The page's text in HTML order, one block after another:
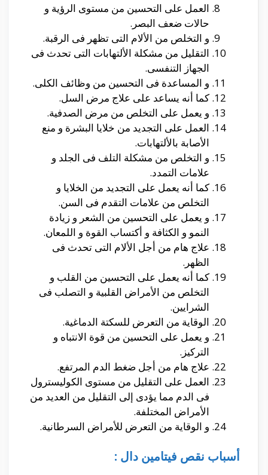
العمل على التحسين من مستوى الرؤية و
حالات ضعف البصر.
و التخلص من الألام التى تظهر فى الرقبة.
التقليل من مشكلة الألتهابات التى تحدث فى
الجهاز التنفسى.
و المساعدة فى التحسين من وظائف الكلى.
كما أنه يساعد على علاج مرض السل.
و يعمل على التخلص من مرض الصدفية.
العمل على التجديد من خلايا البشرة و منع
الأصابة بالألتهابات.
و التخلص من مشكلة التلف فى الجلد و
علامات التمدد.
كما أنه يعمل على التجديد من الخلايا و
التخلص من علامات التقدم فى السن.
و يعمل على التحسين من الشعر و زيادة
النمو و الكثافة و أكتساب القوة و اللمعان.
علاج هام من أجل الألام التى تحدث فى
الظهر.
كما أنه يعمل على التحسين من القلب و
التخلص من الأمراض القلبية و التصلب فى
الشرايين.
الوقاية من التعرض للسكتة الدماغية.
و يعمل على التحسين من قوة الانتباه و
التركيز.
علاج هام من أجل ضغط الدم المرتفع.
العمل على التقليل من مستوى الكوليسترول
فى الدم مما يؤدى إلى التقليل من العديد من
الأمراض المختلفة.
و الوقاية من التعرض للأمراض السرطانية.
أسباب نقص فيتامين دال :